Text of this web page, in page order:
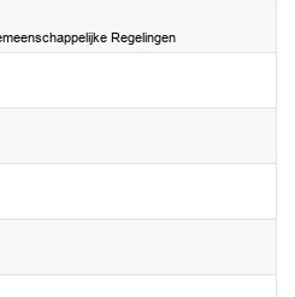
Regelingen